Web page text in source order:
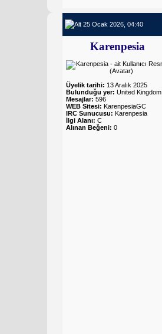
25 Ocak 2026, 04:40
Karenpesia
Üyelik tarihi: 13 Aralık 2025
Bulunduğu yer: United Kingdom
Mesajlar: 596
WEB Sitesi: KarenpesiaGC
IRC Sunucusu: Karenpesia
İlgi Alanı: C
Alınan Beğeni: 0